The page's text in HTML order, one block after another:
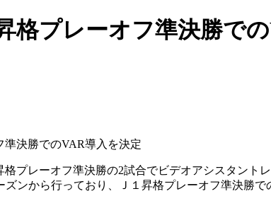
格プレーオフ準決勝で
準決勝でのVAR導入を決定
格プレーオフ準決勝の2試合でビデオアシスタン
ンから行っており、Ｊ１昇格プレーオフ準決勝